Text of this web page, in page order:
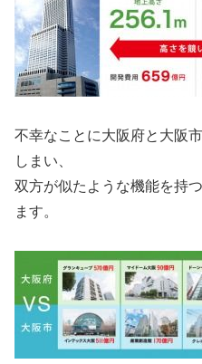
不幸なことに大阪府と大阪市
しまい、
双方が似たような機能を持
ます。